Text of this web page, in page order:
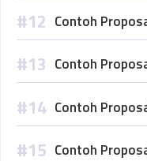
Contoh
Contoh
Contoh
Contoh